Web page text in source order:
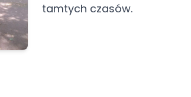
tamtych czasów.